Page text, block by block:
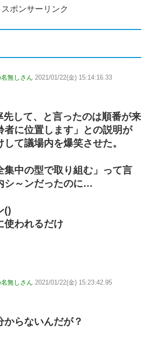
スポンサーリンク
無しさん 2021/01/22(金) 15:14:16.33
して、と言ったのは順番が来
者に位置します」との説明が
て議場内を爆笑させた。
集中の型で取り組む」って言
シ～ンだったのに…
()
使われるだけ
無しさん 2021/01/22(金) 15:23:42.95
からないんだが？